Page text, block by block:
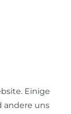
Einige
andere uns